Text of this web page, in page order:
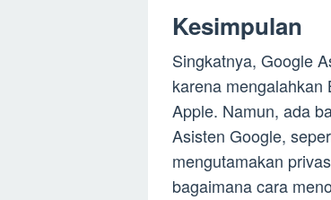
Kesimpulan
Singkatnya, Google
karena mengalahkan
Apple. Namun, ada
Asisten Google,
mengutamakan
bagaimana cara